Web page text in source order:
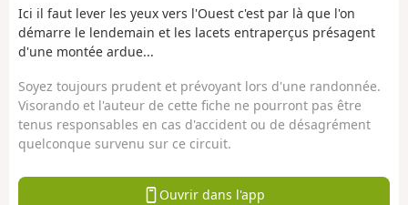
Ici il faut lever les yeux vers l'Ouest c'est par là que l'on
démarre le lendemain et les lacets entraperçus présagent
d'une montée ardue...
Soyez toujours prudent et prévoyant lors d'une randonnée.
Visorando et l'auteur de cette fiche ne pourront pas être
tenus responsables en cas d'accident ou de désagrément
quelconque survenu sur ce circuit.
Ouvrir dans l'app